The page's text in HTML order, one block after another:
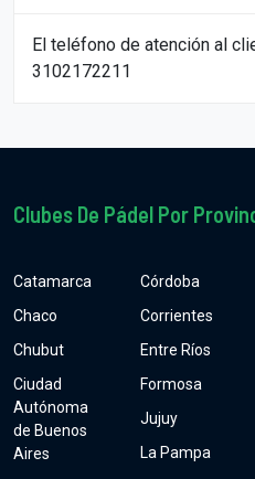
El teléfono de atención al
3102172211
Clubes De Pádel Por
Catamarca
Chaco
Chubut
Ciudad
Autónoma
de Buenos
Aires
Córdoba
Corrientes
Entre Ríos
Formosa
Jujuy
La Pampa